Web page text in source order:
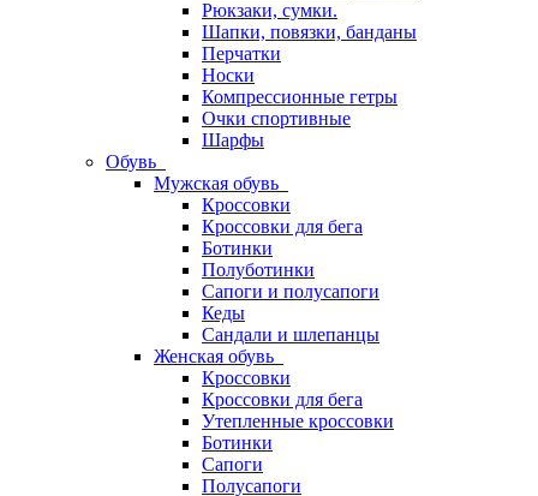
Рюкзаки, сумки.
Шапки, повязки, банданы
Перчатки
Носки
Компрессионные гетры
Очки спортивные
Шарфы
Обувь
Мужская обувь
Кроссовки
Кроссовки для бега
Ботинки
Полуботинки
Сапоги и полусапоги
Кеды
Сандали и шлепанцы
Женская обувь
Кроссовки
Кроссовки для бега
Утепленные кроссовки
Ботинки
Сапоги
Полусапоги